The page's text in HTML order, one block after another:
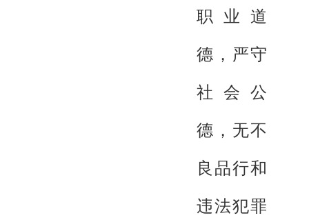
职业道
德，严守
社会公
德，无不
良品行和
违法犯罪